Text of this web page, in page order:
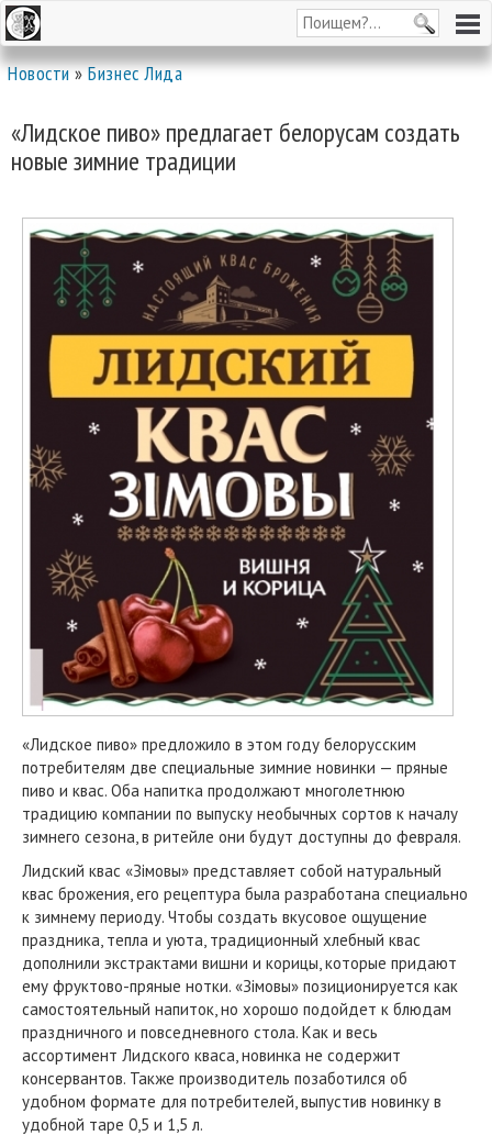
Новости»Бизнес Лида
«Лидское пиво» предлагает белорусам создать
новые зимние традиции
«Лидское пиво» предложило в этом году белорусским
потребителям две специальные зимние новинки — пряные
пиво и квас. Оба напитка продолжают многолетнюю
традицию компании по выпуску необычных сортов к началу
зимнего сезона, в ритейле они будут доступны до февраля.
Лидский квас «Зімовы» представляет собой натуральный
квас брожения, его рецептура была разработана специально
к зимнему периоду. Чтобы создать вкусовое ощущение
праздника, тепла и уюта, традиционный хлебный квас
дополнили экстрактами вишни и корицы, которые придают
ему фруктово-пряные нотки. «Зімовы» позиционируется как
самостоятельный напиток, но хорошо подойдет к блюдам
праздничного и повседневного стола. Как и весь
ассортимент Лидского кваса, новинка не содержит
консервантов. Также производитель позаботился об
удобном формате для потребителей, выпустив новинку в
удобной таре 0,5 и 1,5 л.